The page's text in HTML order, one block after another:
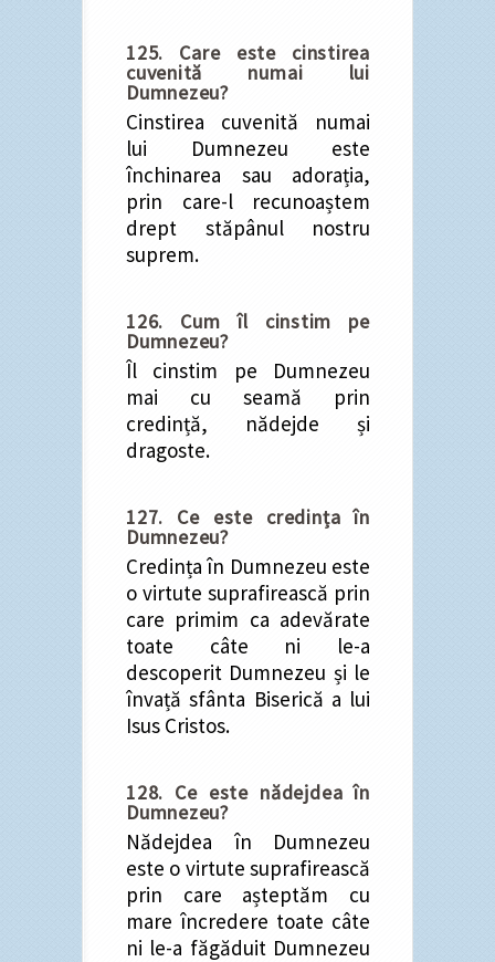
125. Care este cinstirea
cuvenită numai lui
Dumnezeu?
Cinstirea cuvenită numai
lui Dumnezeu este
închinarea sau adorația,
prin care-l recunoaștem
drept stăpânul nostru
suprem.
126. Cum îl cinstim pe
Dumnezeu?
Îl cinstim pe Dumnezeu
mai cu seamă prin
credință, nădejde și
dragoste.
127. Ce este credința în
Dumnezeu?
Credința în Dumnezeu este
o virtute suprafirească prin
care primim ca adevărate
toate câte ni le-a
descoperit Dumnezeu și le
învață sfânta Biserică a lui
Isus Cristos.
128. Ce este nădejdea în
Dumnezeu?
Nădejdea în Dumnezeu
este o virtute suprafirească
prin care așteptăm cu
mare încredere toate câte
ni le-a făgăduit Dumnezeu